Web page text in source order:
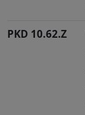
PKD 10.62.Z